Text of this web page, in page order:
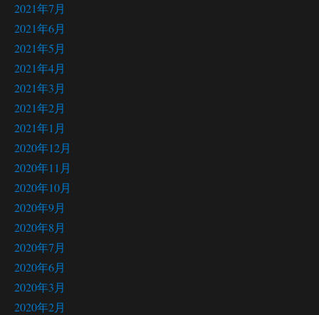
2021年7月
2021年6月
2021年5月
2021年4月
2021年3月
2021年2月
2021年1月
2020年12月
2020年11月
2020年10月
2020年9月
2020年8月
2020年7月
2020年6月
2020年3月
2020年2月